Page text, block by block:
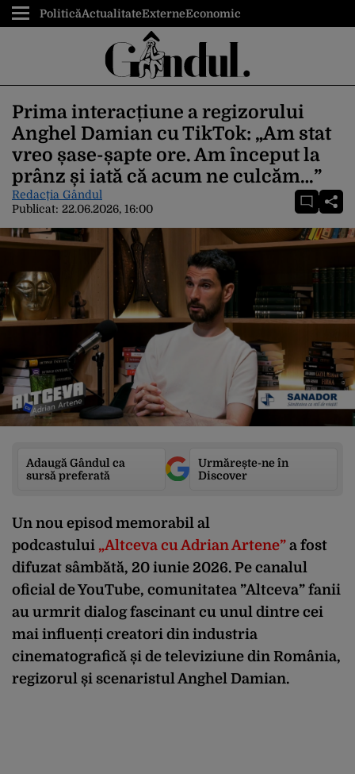
PoliticăActualitateExterneEconomic
Prima interacțiune a regizorului
Anghel Damian cu TikTok: „Am stat
vreo șase-șapte ore. Am început la
prânz și iată că acum ne culcăm…”
Redacția Gândul
Publicat: 22.06.2026, 16:00
Adaugă Gândul ca
sursă preferată
Urmărește-ne în
Discover
Un nou episod memorabil al
podcastului „Altceva cu Adrian Artene” a fost
difuzat sâmbătă, 20 iunie 2026. Pe canalul
oficial de YouTube, comunitatea ”Altceva” fanii
au urmrit dialog fascinant cu unul dintre cei
mai influenți creatori din industria
cinematografică și de televiziune din România,
regizorul și scenaristul Anghel Damian.